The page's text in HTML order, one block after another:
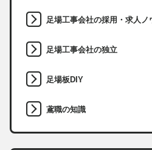
足場工事会社の採用・求人ノ
足場工事会社の独立
足場板DIY
鳶職の知識